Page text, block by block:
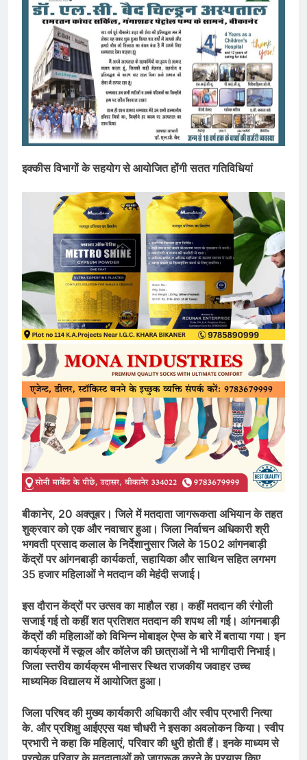
इक्कीस विभागों के सहयोग से आयोजित होंगी सतत गतिविधियां
बीकानेर, 20 अक्तूबर। जिले में मतदाता जागरूकता अभियान के तहत
शुक्रवार को एक और नवाचार हुआ। जिला निर्वाचन अधिकारी श्री
भगवती प्रसाद कलाल के निर्देशानुसार जिले के 1502 आंगनबाड़ी
केंद्रों पर आंगनबाड़ी कार्यकर्ता, सहायिका और साथिन सहित लगभग
35 हजार महिलाओं ने मतदान की मेहंदी सजाई।
इस दौरान केंद्रों पर उत्सव का माहौल रहा। कहीं मतदान की रंगोली
सजाई गई तो कहीं शत प्रतिशत मतदान की शपथ ली गई। आंगनबाड़ी
केंद्रों की महिलाओं को विभिन्न मोबाइल ऐप्स के बारे में बताया गया। इन
कार्यक्रमों में स्कूल और कॉलेज की छात्राओं ने भी भागीदारी निभाई।
जिला स्तरीय कार्यक्रम भीनासर स्थित राजकीय जवाहर उच्च
माध्यमिक विद्यालय में आयोजित हुआ।
जिला परिषद की मुख्य कार्यकारी अधिकारी और स्वीप प्रभारी नित्या
के. और प्रशिक्षु आईएएस यक्ष चौधरी ने इसका अवलोकन किया। स्वीप
प्रभारी ने कहा कि महिलाएं, परिवार की धुरी होती हैं। इनके माध्यम से